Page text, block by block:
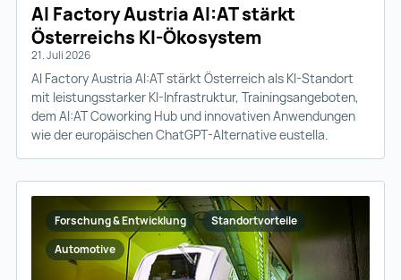
AI Factory Austria AI:AT stärkt
Österreichs KI-Ökosystem
21. Juli 2026
AI Factory Austria AI:AT stärkt Österreich als KI-Standort
mit leistungsstarker KI-Infrastruktur, Trainingsangeboten,
dem AI:AT Coworking Hub und innovativen Anwendungen
wie der europäischen ChatGPT-Alternative eustella.
Forschung & Entwicklung
Standortvorteile
Automotive